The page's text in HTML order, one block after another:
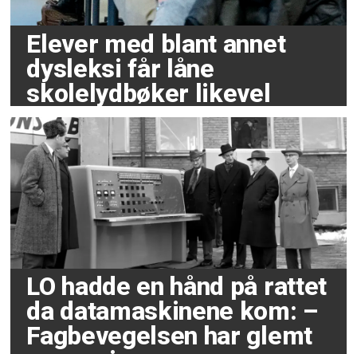
Elever med blant annet
dysleksi får låne
skolelydbøker likevel
LO hadde en hånd på rattet
da datamaskinene kom: –
Fagbevegelsen har glemt